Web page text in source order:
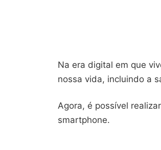
Na era digital em que
nossa vida, incluindo a
Agora, é possível
smartphone.